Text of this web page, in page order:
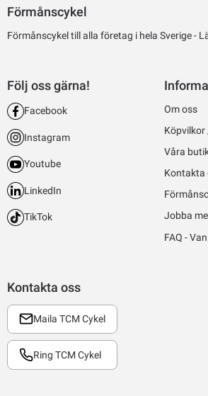
Förmånscykel
Förmånscykel till alla företag i hela Sverige -
Kontakta oss
Maila TCM Cykel
Ring TCM Cykel
Följ oss gärna!
Facebook
Instagram
Youtube
LinkedIn
TikTok
Om oss
Våra
Kontakta
Jobba
FAQ -